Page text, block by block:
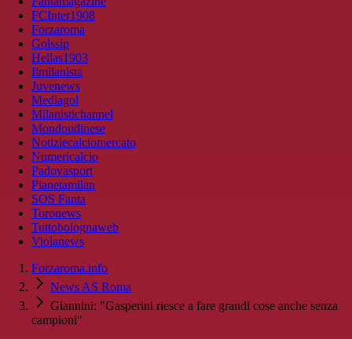
FCInter1908
Forzaroma
Golssip
Hellas1903
Ilmilanista
Juvenews
Mediagol
Milanistichannel
Mondoudinese
Notiziecalciomercato
Numericalcio
Padovasport
Pianetamilan
SOS Fanta
Toronews
Tuttobolognaweb
Violanews
Forzaroma.info
News AS Roma
Giannini: "Gasperini riesce a fare grandi cose anche senza
campioni"